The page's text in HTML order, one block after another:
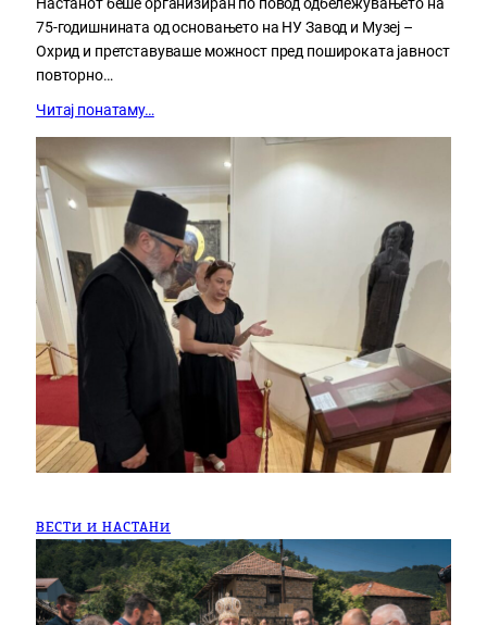
75-годишнината од основањето на НУ Завод и Музеј –
Охрид и претставуваше можност пред пошироката јавност
повторно…
Читај понатаму…
ВЕСТИ И НАСТАНИ